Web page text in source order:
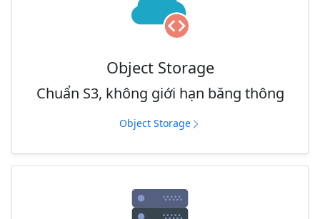
Object Storage
Chuẩn S3, không giới hạn băng thông
Object Storage